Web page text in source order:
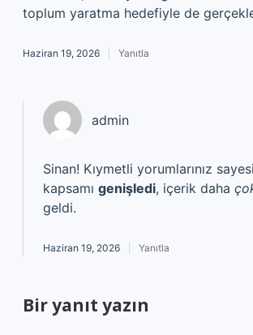
toplum yaratma hedefiyle de
Haziran 19, 2026 Yanıtla
admin
Sinan! Kıymetli yorumlarınız
kapsamı genişledi, içerik daha
geldi.
Haziran 19, 2026 Yanıtla
Bir yanıt yazın